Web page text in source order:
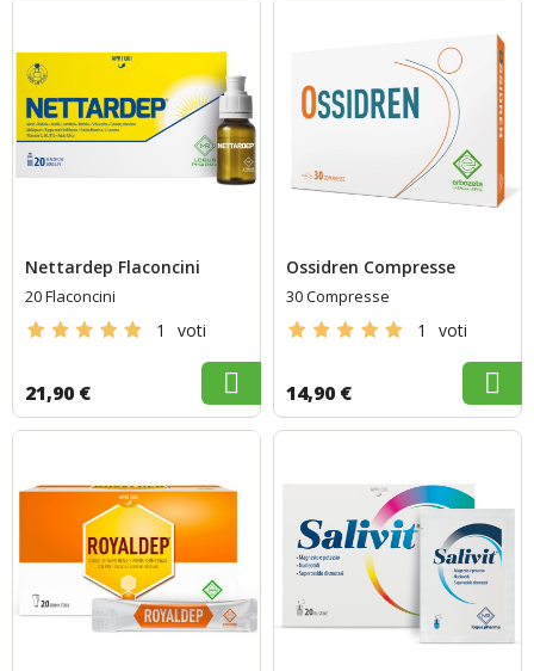
Nettardep Flaconcini
20 Flaconcini
1 voti
21,90 €
Ossidren Compresse
30 Compresse
1 voti
14,90 €